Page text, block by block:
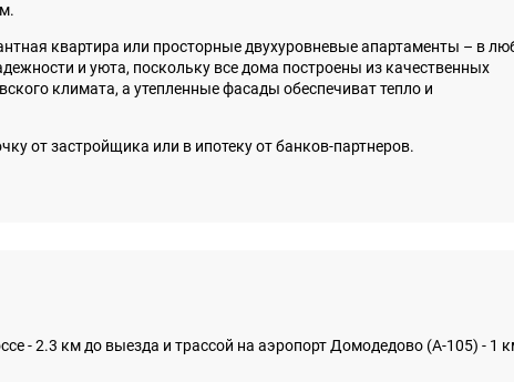
квартира или просторные двухуровневые апартаменты – в
и уюта, поскольку все дома построены из качественных
климата, а утепленные фасады обеспечиват тепло и
от застройщика или в ипотеку от банков-партнеров.
- 2.3 км до выезда и трассой на аэропорт Домодедово (А-105) - 1